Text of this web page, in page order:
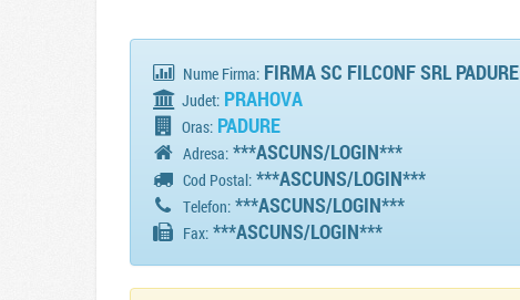
Nume Firma: FIRMA SC FILCONF SRL PADURE
Judet: PRAHOVA
Oras: PADURE
Adresa: ***ASCUNS/LOGIN***
Cod Postal: ***ASCUNS/LOGIN***
Telefon: ***ASCUNS/LOGIN***
Fax: ***ASCUNS/LOGIN***